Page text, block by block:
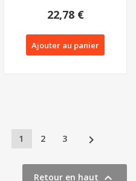
22,78 €
Ajouter au panier
1 2 3 
Retour en haut